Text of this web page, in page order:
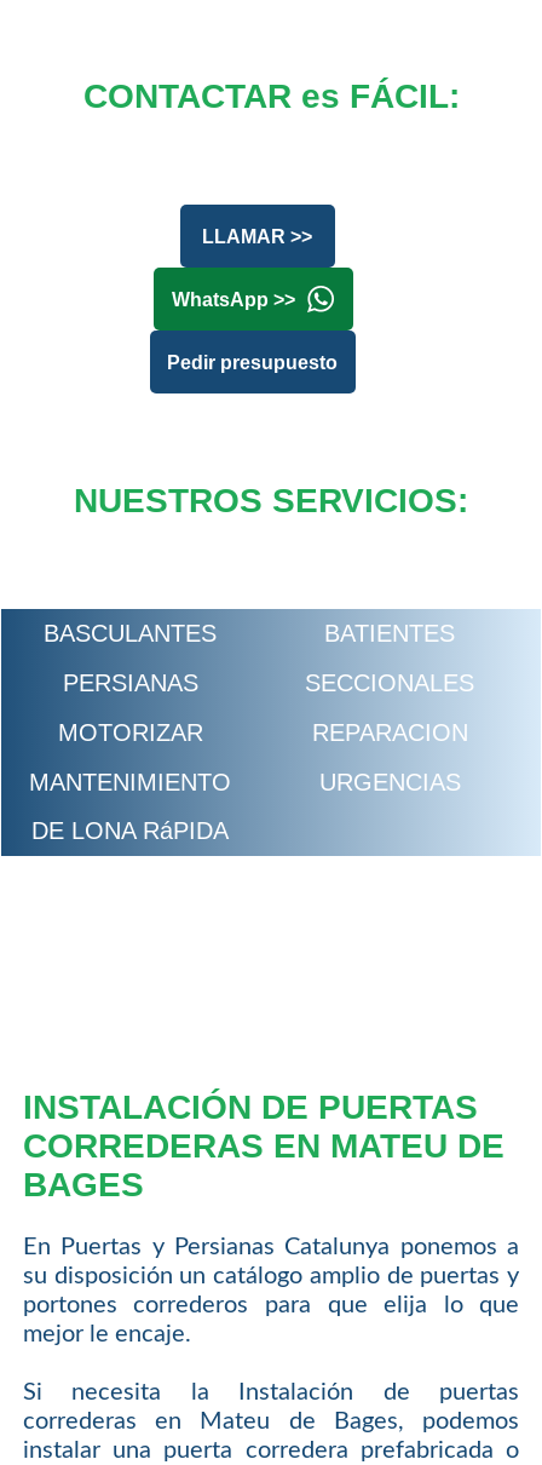
CONTACTAR es FÁCIL:
LLAMAR >>
WhatsApp >>
Pedir presupuesto
NUESTROS SERVICIOS:
BASCULANTES
BATIENTES
PERSIANAS
SECCIONALES
MOTORIZAR
REPARACION
MANTENIMIENTO
URGENCIAS
DE LONA RáPIDA
INSTALACIÓN DE PUERTAS
CORREDERAS EN MATEU DE
BAGES
En Puertas y Persianas Catalunya ponemos a
su disposición un catálogo amplio de puertas y
portones correderos para que elija lo que
mejor le encaje.
Si necesita la Instalación de puertas
correderas en Mateu de Bages, podemos
instalar una puerta corredera prefabricada o